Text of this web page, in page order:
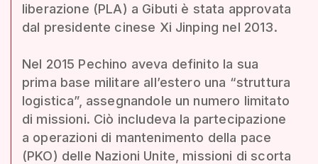
liberazione (PLA) a Gibuti è stata approvata
dal presidente cinese Xi Jinping nel 2013.
Nel 2015 Pechino aveva definito la sua
prima base militare all’estero una “struttura
logistica”, assegnandole un numero limitato
di missioni. Ciò includeva la partecipazione
a operazioni di mantenimento della pace
(PKO) delle Nazioni Unite, missioni di scorta